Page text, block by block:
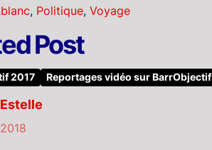
, Politique, Voyage
Post
2017 Reportages vidéo sur BarrObjectif